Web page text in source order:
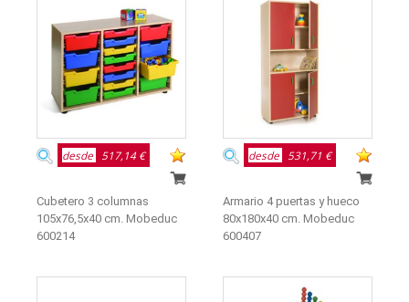
desde 517,14 €
Cubetero 3 columnas
105x76,5x40 cm. Mobeduc
600214
desde 531,71 €
Armario 4 puertas y hueco
80x180x40 cm. Mobeduc
600407